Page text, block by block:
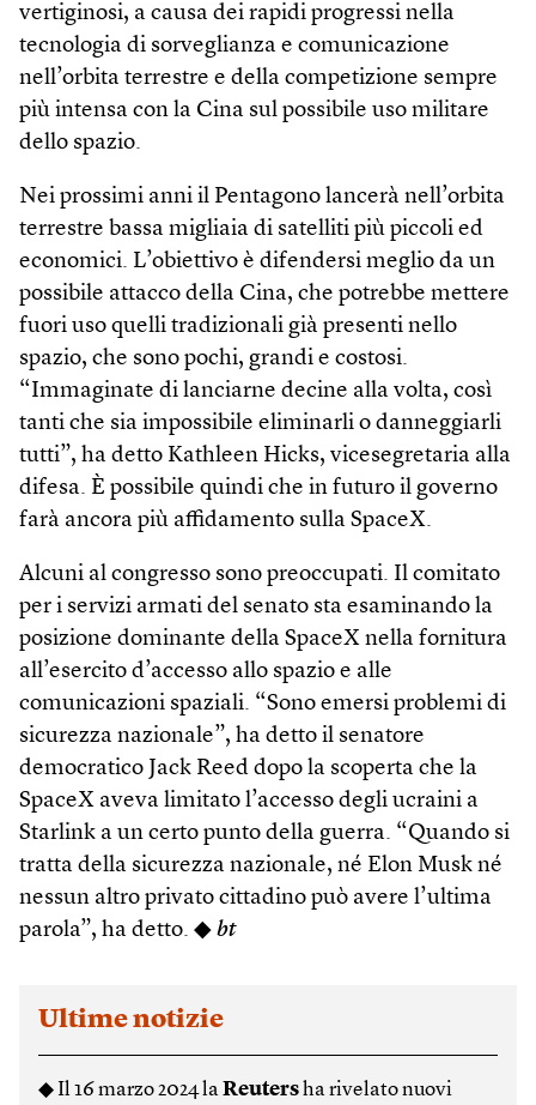
vertiginosi, a causa dei rapidi progressi nella
tecnologia di sorveglianza e comunicazione
nell’orbita terrestre e della competizione sempre
più intensa con la Cina sul possibile uso militare
dello spazio.
Nei prossimi anni il Pentagono lancerà nell’orbita
terrestre bassa migliaia di satelliti più piccoli ed
economici. L’obiettivo è difendersi meglio da un
possibile attacco della Cina, che potrebbe mettere
fuori uso quelli tradizionali già presenti nello
spazio, che sono pochi, grandi e costosi.
“Immaginate di lanciarne decine alla volta, così
tanti che sia impossibile eliminarli o danneggiarli
tutti”, ha detto Kathleen Hicks, vicesegretaria alla
difesa. È possibile quindi che in futuro il governo
farà ancora più affidamento sulla SpaceX.
Alcuni al congresso sono preoccupati. Il comitato
per i servizi armati del senato sta esaminando la
posizione dominante della SpaceX nella fornitura
all’esercito d’accesso allo spazio e alle
comunicazioni spaziali. “Sono emersi problemi di
sicurezza nazionale”, ha detto il senatore
democratico Jack Reed dopo la scoperta che la
SpaceX aveva limitato l’accesso degli ucraini a
Starlink a un certo punto della guerra. “Quando si
tratta della sicurezza nazionale, né Elon Musk né
nessun altro privato cittadino può avere l’ultima
parola”, ha detto. ◆ bt
Ultime notizie
◆ Il 16 marzo 2024 laReutersha rivelato nuovi